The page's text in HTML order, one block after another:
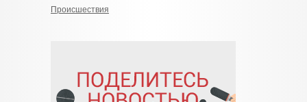
Происшествия